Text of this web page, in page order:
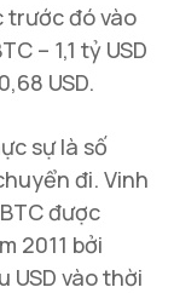
trước đó vào
– 1,1 tỷ USD
USD.
sự là số
đi. Vinh
được
2011 bởi
USD vào thời